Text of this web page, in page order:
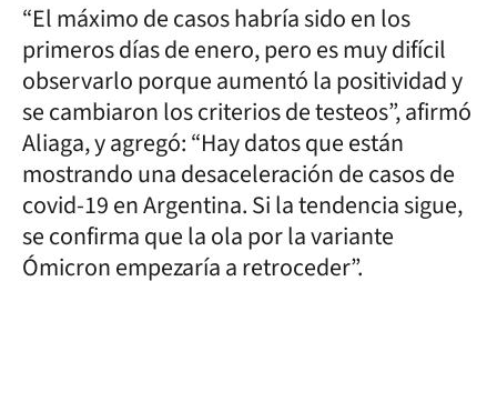
“El máximo de casos habría sido en los
primeros días de enero, pero es muy difícil
observarlo porque aumentó la positividad y
se cambiaron los criterios de testeos”, afirmó
Aliaga, y agregó: “Hay datos que están
mostrando una desaceleración de casos de
covid-19 en Argentina. Si la tendencia sigue,
se confirma que la ola por la variante
Ómicron empezaría a retroceder”.